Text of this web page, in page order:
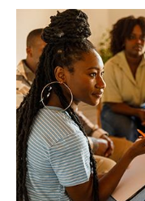
quatrième
rapport
sur
la
France